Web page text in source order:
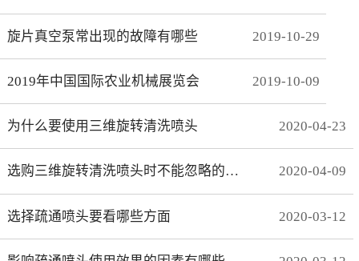
旋片真空泵常出现的故障有哪些 2019-10-29
2019年中国国际农业机械展览会 2019-10-09
为什么要使用三维旋转清洗喷头 2020-04-23
选购三维旋转清洗喷头时不能忽略的事项有哪些 2020-04-09
选择疏通喷头要看哪些方面 2020-03-12